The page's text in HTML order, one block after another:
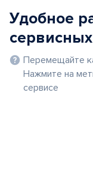
Удобное
Перемещайте
Нажмите на
сервисе